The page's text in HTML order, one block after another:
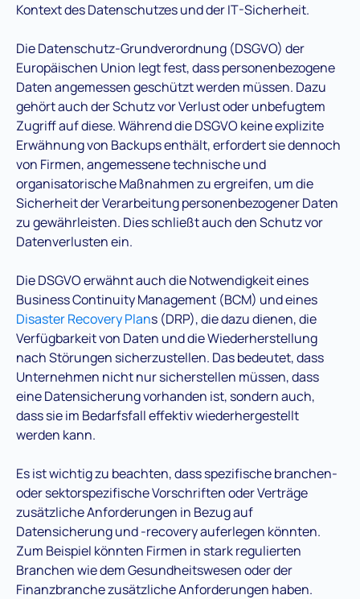
Kontext des Datenschutzes und der IT-Sicherheit.
Die Datenschutz-Grundverordnung (DSGVO) der
Europäischen Union legt fest, dass personenbezogene
Daten angemessen geschützt werden müssen. Dazu
gehört auch der Schutz vor Verlust oder unbefugtem
Zugriff auf diese. Während die DSGVO keine explizite
Erwähnung von Backups enthält, erfordert sie dennoch
von Firmen, angemessene technische und
organisatorische Maßnahmen zu ergreifen, um die
Sicherheit der Verarbeitung personenbezogener Daten
zu gewährleisten. Dies schließt auch den Schutz vor
Datenverlusten ein.
Die DSGVO erwähnt auch die Notwendigkeit eines
Business Continuity Management (BCM) und eines
Disaster Recovery Plans (DRP), die dazu dienen, die
Verfügbarkeit von Daten und die Wiederherstellung
nach Störungen sicherzustellen. Das bedeutet, dass
Unternehmen nicht nur sicherstellen müssen, dass
eine Datensicherung vorhanden ist, sondern auch,
dass sie im Bedarfsfall effektiv wiederhergestellt
werden kann.
Es ist wichtig zu beachten, dass spezifische branchen-
oder sektorspezifische Vorschriften oder Verträge
zusätzliche Anforderungen in Bezug auf
Datensicherung und -recovery auferlegen könnten.
Zum Beispiel könnten Firmen in stark regulierten
Branchen wie dem Gesundheitswesen oder der
Finanzbranche zusätzliche Anforderungen haben.